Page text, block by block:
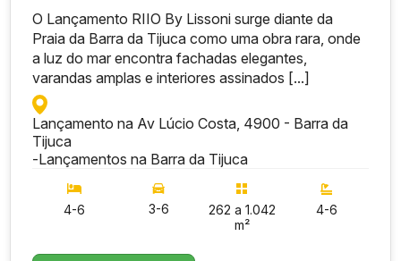
O Lançamento RIIO By Lissoni surge diante da
Praia da Barra da Tijuca como uma obra rara, onde
a luz do mar encontra fachadas elegantes,
varandas amplas e interiores assinados [...]
Lançamento na Av Lúcio Costa, 4900 - Barra da
Tijuca
-Lançamentos na Barra da Tijuca
4-6 3-6
262 a 1.042
m²
4-6